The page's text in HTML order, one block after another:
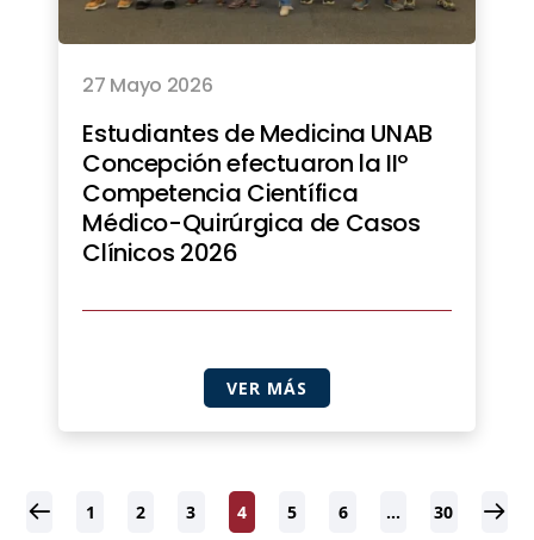
27 Mayo 2026
Estudiantes de Medicina UNAB
Concepción efectuaron la IIº
Competencia Científica
Médico-Quirúrgica de Casos
Clínicos 2026
VER MÁS
1 2 3 4 5 6 … 30